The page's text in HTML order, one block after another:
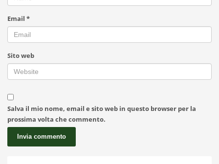
Email *
Sito web
Salva il mio nome, email e sito web in questo browser per la
prossima volta che commento.